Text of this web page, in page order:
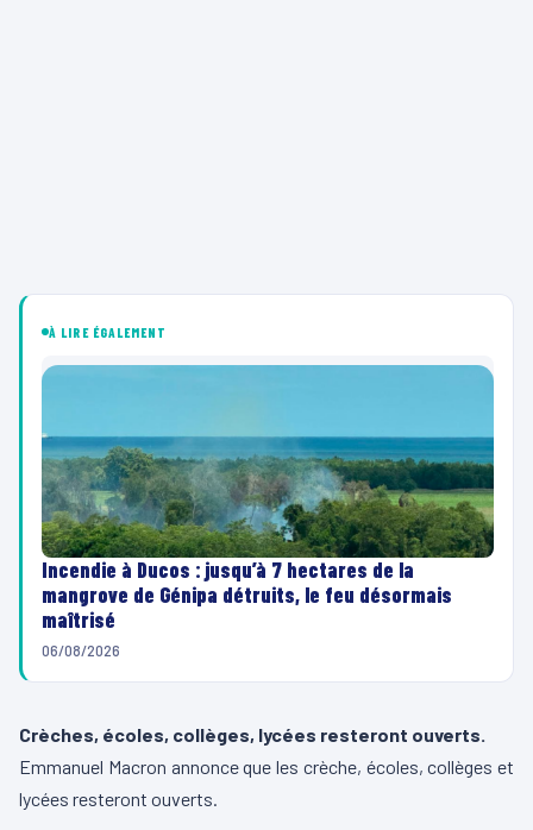
À LIRE ÉGALEMENT
Incendie à Ducos : jusqu’à 7 hectares de la
mangrove de Génipa détruits, le feu désormais
maîtrisé
06/08/2026
Crèches, écoles, collèges, lycées resteront ouverts.
Emmanuel Macron annonce que les crèche, écoles, collèges et
lycées resteront ouverts.